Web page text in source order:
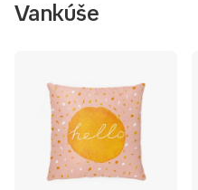
Vankúše